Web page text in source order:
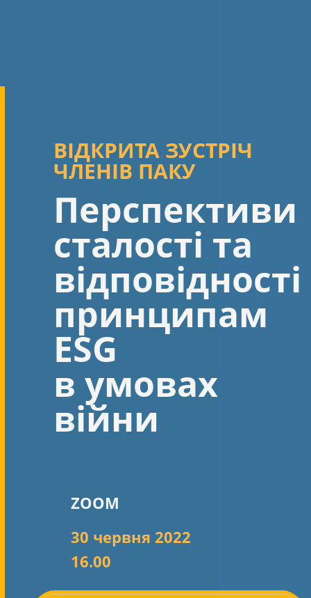
ВІДКРИТА ЗУСТРІЧ
ЧЛЕНІВ ПАКУ
Перспективи
сталості та
відповідності
принципам
ESG
в умовах
війни
ZOOM
30 червня 2022
16.00